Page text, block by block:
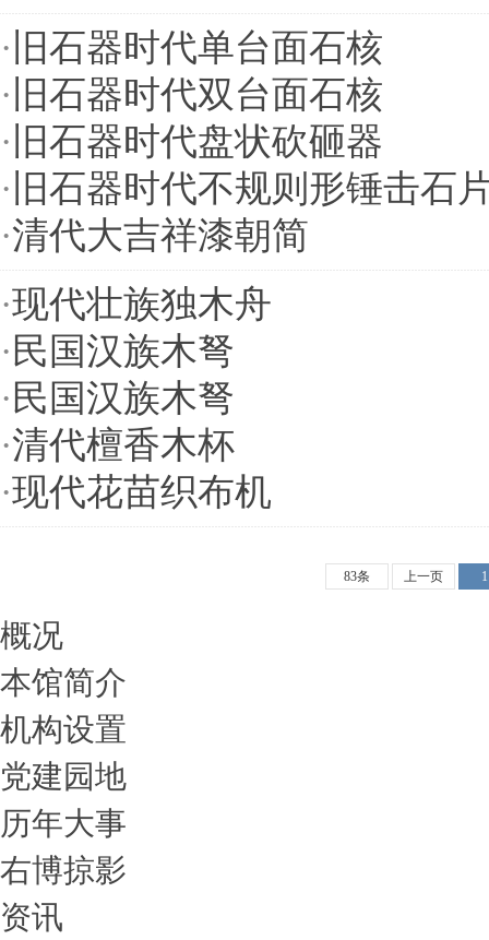
· 旧石器时代单台面石核
· 旧石器时代双台面石核
· 旧石器时代盘状砍砸器
· 旧石器时代不规则形锤击石
·清代大吉祥漆朝简
·现代壮族独木舟
· 民国汉族木弩
· 民国汉族木弩
·清代檀香木杯
·现代花苗织布机
83条 上一页 1
概况
本馆简介
机构设置
党建园地
历年大事
右博掠影
资讯